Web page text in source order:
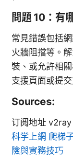
問題 10：有
常見錯誤包括
火牆阻擋等。
裝、或允許相
支援頁面或提交
Sources:
订阅地址
科学上網 爬梯
險與實務技巧